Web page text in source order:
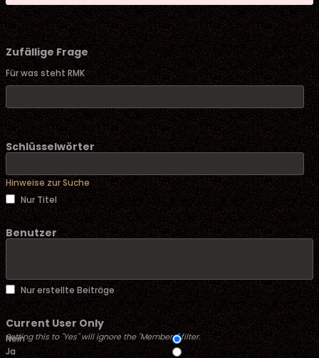
Zufällige Frage
Für was steht RMK
Schlüsselwörter
Hinweise zur Suche
Nur Titel
Benutzer
Nur erstellte Beiträge
Current User Only
Setting this to "Yes" will ignore the "Members" filter.
Nein
Ja